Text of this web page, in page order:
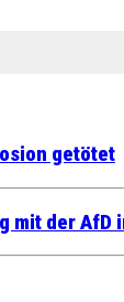
getötet
mit der